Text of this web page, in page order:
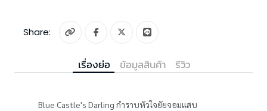
Share:
เรื่องย่อ ข้อมูลสินค้า รีวิว
Blue Castle's Darling กำราบหัวใจยัยจอมแสบ